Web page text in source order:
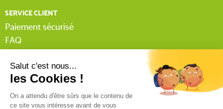
SERVICE CLIENT
Paiement sécurisé
FAQ
Lexique Tissnet
Suivi commande invité
Contactez-nous